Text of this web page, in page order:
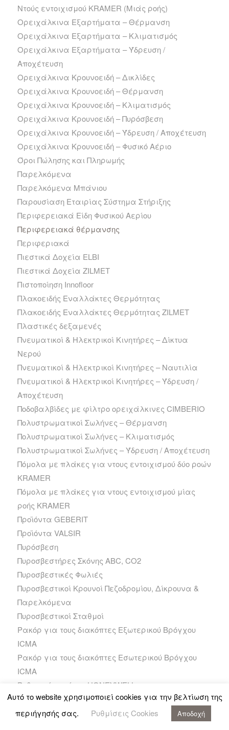
Ντούς εντοιχισμού KRAMER (Μιάς ροής)
Ορειχάλκινα Εξαρτήματα – Θέρμανση
Ορειχάλκινα Εξαρτήματα – Κλιματισμός
Ορειχάλκινα Εξαρτήματα – Ύδρευση /
Αποχέτευση
Ορειχάλκινα Κρουνοειδή – Δικλίδες
Ορειχάλκινα Κρουνοειδή – Θέρμανση
Ορειχάλκινα Κρουνοειδή – Κλιματισμός
Ορειχάλκινα Κρουνοειδή – Πυρόσβεση
Ορειχάλκινα Κρουνοειδή – Ύδρευση / Αποχέτευση
Ορειχάλκινα Κρουνοειδή – Φυσικό Αέριο
Όροι Πώλησης και Πληρωμής
Παρελκόμενα
Παρελκόμενα Μπάνιου
Παρουσίαση Εταιρίας Σύστημα Στήριξης
Περιφερειακά Είδη Φυσικού Αερίου
Περιφερειακά θέρμανσης
Περιφεριακά
Πιεστικά Δοχεία ELBI
Πιεστικά Δοχεία ZILMET
Πιστοποίηση Innofloor
Πλακοειδής Εναλλάκτες Θερμότητας
Πλακοειδής Εναλλάκτες Θερμότητας ZILMET
Πλαστικές δεξαμενές
Πνευματικοί & Ηλεκτρικοί Κινητήρες – Δίκτυα
Νερού
Πνευματικοί & Ηλεκτρικοί Κινητήρες – Ναυτιλία
Πνευματικοί & Ηλεκτρικοί Κινητήρες – Ύδρευση /
Αποχέτευση
Ποδοβαλβίδες με φίλτρο ορειχάλκινες CIMBERIO
Πολυστρωματικοί Σωλήνες – Θέρμανση
Πολυστρωματικοί Σωλήνες – Κλιματισμός
Πολυστρωματικοί Σωλήνες – Ύδρευση / Αποχέτευση
Πόμολα με πλάκες για ντους εντοιχισμού δύο ροών
KRAMER
Πόμολα με πλάκες για ντους εντοιχισμού μίας
ροής KRAMER
Προϊόντα GEBERIT
Προϊόντα VALSIR
Πυρόσβεση
Πυροσβεστήρες Σκόνης ABC, CO2
Πυροσβεστικές Φωλιές
Πυροσβεστικοί Κρουνοί Πεζοδρομίου, Δίκρουνα &
Παρελκόμενα
Πυροσβεστικοί Σταθμοί
Ρακόρ για τους διακόπτες Εξωτερικού Βρόγχου
ICMA
Ρακόρ για τους διακόπτες Εσωτερικού Βρόγχου
ICMA
Ρυθμιστής καύσης HONEYWELL
Σειρά TN
Σειρά TN -X
Αυτό το website χρησιμοποιεί cookies για την βελτίωση της
περιήγησής σας.
Ρυθμίσεις Cookies Αποδοχή